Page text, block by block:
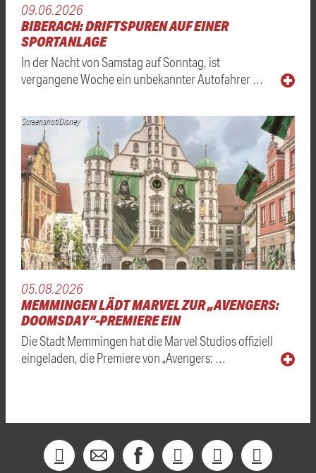
09.06.2026
BIBERACH: DRIFTSPUREN AUF EINER
SPORTANLAGE
In der Nacht von Samstag auf Sonntag, ist
vergangene Woche ein unbekannter Autofahrer …
Screenshot/Disney
05.08.2026
MEMMINGEN LÄDT MARVEL ZUR „AVENGERS:
DOOMSDAY“-PREMIERE EIN
Die Stadt Memmingen hat die Marvel Studios offiziell
eingeladen, die Premiere von „Avengers: …